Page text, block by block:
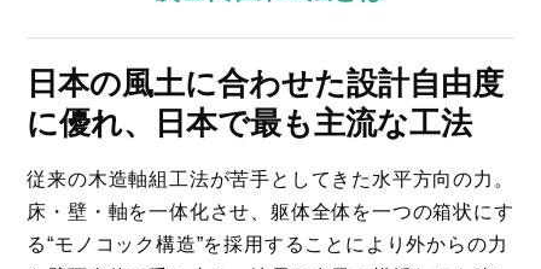
日本の風土に合わせた設計自由度
に優れ、日本で最も主流な工法
従来の木造軸組工法が苦手としてきた水平方向の力。
床・壁・軸を一体化させ、躯体全体を一つの箱状にす
る“モノコック構造”を採用することにより外からの力